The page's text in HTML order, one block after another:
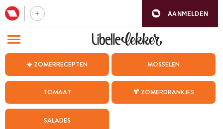
AANMELDEN
☀️ ZOMERRECEPTEN MOSSELEN
TOMAAT 🍹 ZOMERDRANKJES
SALADES
BEZOEK ONZE ANDERE WEBSITES
WEEKMENU
CHAT MET MAIA